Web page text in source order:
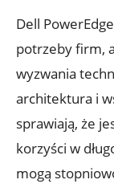
Dell
potrzeby firm,
wyzwania
architektura i
sprawiają, że
korzyści w
mogą